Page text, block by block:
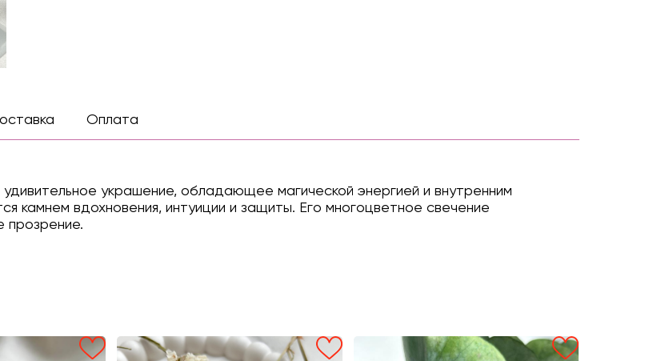
Оплата
удивительное украшение, обладающее магической энергией и внутренним
камнем вдохновения, интуиции и защиты. Его многоцветное свечение
прозрение.